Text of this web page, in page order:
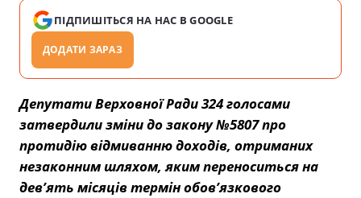
ПІДПИШІТЬСЯ НА НАС В GOOGLE
ДОДАТИ ЗАРАЗ
Депутати Верховної Ради 324 голосами
затвердили зміни до закону №5807 про
протидію відмиванню доходів, отриманих
незаконним шляхом, яким переноситься на
дев’ять місяців термін обов’язкового